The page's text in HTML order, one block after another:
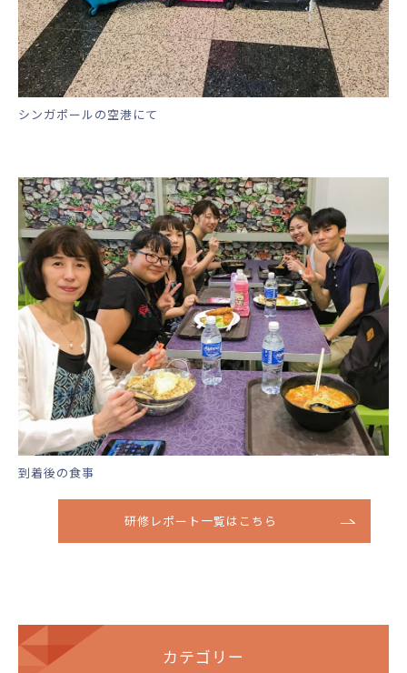
カテゴリー
シンガポールの空港にて
到着後の食事
研修レポート一覧はこちら